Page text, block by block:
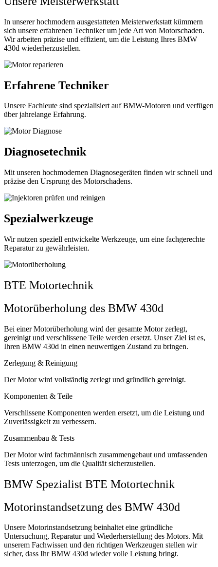
In unserer hochmodern ausgestatteten Meisterwerkstatt kümmern
sich unsere erfahrenen Techniker um jede Art von Motorschaden.
Wir arbeiten präzise und effizient, um die Leistung Ihres BMW
430d wiederherzustellen.
Erfahrene Techniker
Unsere Fachleute sind spezialisiert auf BMW-Motoren und verfügen
über jahrelange Erfahrung.
Diagnosetechnik
Mit unseren hochmodernen Diagnosegeräten finden wir schnell und
präzise den Ursprung des Motorschadens.
Spezialwerkzeuge
Wir nutzen speziell entwickelte Werkzeuge, um eine fachgerechte
Reparatur zu gewährleisten.
BTE Motortechnik
Motorüberholung des BMW 430d
Bei einer Motorüberholung wird der gesamte Motor zerlegt,
gereinigt und verschlissene Teile werden ersetzt. Unser Ziel ist es,
Ihren BMW 430d in einen neuwertigen Zustand zu bringen.
Zerlegung & Reinigung
Der Motor wird vollständig zerlegt und gründlich gereinigt.
Komponenten & Teile
Verschlissene Komponenten werden ersetzt, um die Leistung und
Zuverlässigkeit zu verbessern.
Zusammenbau & Tests
Der Motor wird fachmännisch zusammengebaut und umfassenden
Tests unterzogen, um die Qualität sicherzustellen.
BMW Spezialist BTE Motortechnik
Motorinstandsetzung des BMW 430d
Unsere Motorinstandsetzung beinhaltet eine gründliche
Untersuchung, Reparatur und Wiederherstellung des Motors. Mit
unserem Fachwissen und den richtigen Werkzeugen stellen wir
sicher, dass Ihr BMW 430d wieder volle Leistung bringt.